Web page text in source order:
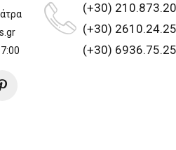
(+30)
(+30)
(+30)